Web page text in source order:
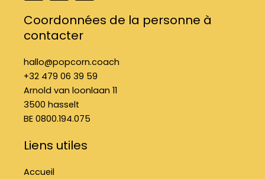
c
e
b
o
f
s
t
a
g
m
n
k
e
Coordonnées de la personne à
contacter
hallo@popcorn.coach
+32 479 06 39 59
Arnold van loonlaan 11
3500 hasselt
BE 0800.194.075
Liens utiles
Accueil